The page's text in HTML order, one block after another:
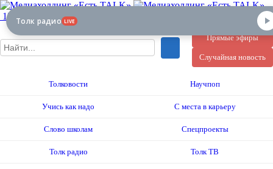
12+
Прямые эфиры
Случайная новость
Толковости Научпоп
Учись как надо С места в карьеру
Слово школам Спецпроекты
Толк радио Толк ТВ
Толк радио LIVE